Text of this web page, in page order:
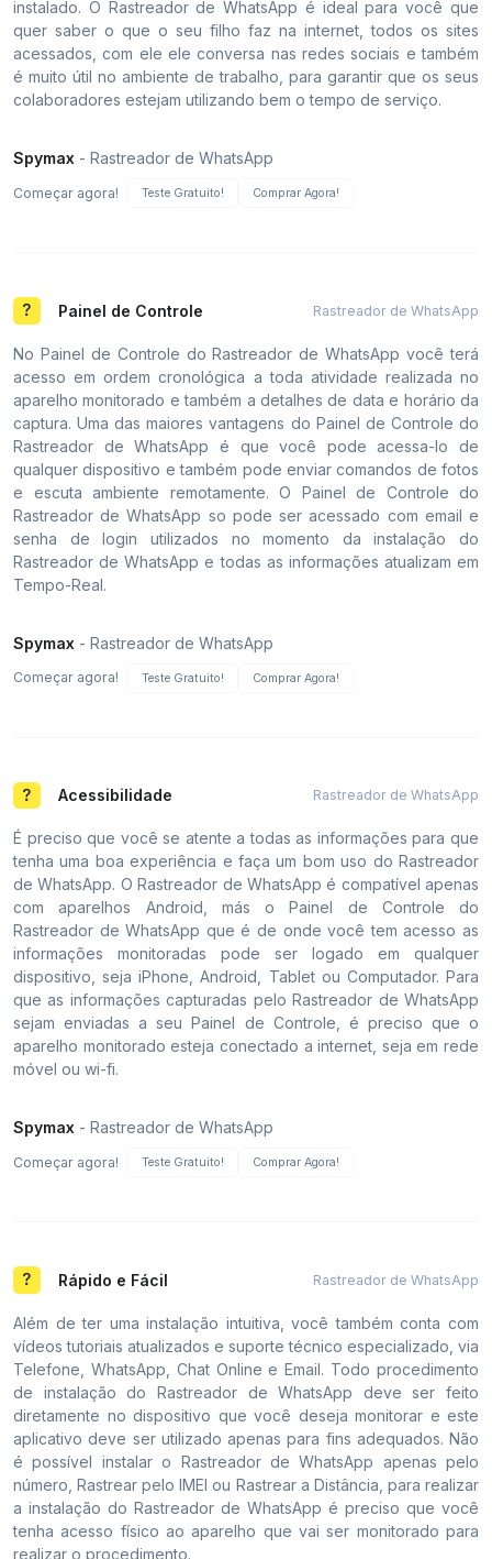
instalado. O Rastreador de WhatsApp é ideal para você que
quer saber o que o seu filho faz na internet, todos os sites
acessados, com ele ele conversa nas redes sociais e também
é muito útil no ambiente de trabalho, para garantir que os seus
colaboradores estejam utilizando bem o tempo de serviço.
Spymax - Rastreador de WhatsApp
Começar agora! Teste Gratuito! Comprar Agora!
Painel de Controle Rastreador de WhatsApp
No Painel de Controle do Rastreador de WhatsApp você terá
acesso em ordem cronológica a toda atividade realizada no
aparelho monitorado e também a detalhes de data e horário da
captura. Uma das maiores vantagens do Painel de Controle do
Rastreador de WhatsApp é que você pode acessa-lo de
qualquer dispositivo e também pode enviar comandos de fotos
e escuta ambiente remotamente. O Painel de Controle do
Rastreador de WhatsApp so pode ser acessado com email e
senha de login utilizados no momento da instalação do
Rastreador de WhatsApp e todas as informações atualizam em
Tempo-Real.
Spymax - Rastreador de WhatsApp
Começar agora! Teste Gratuito! Comprar Agora!
Acessibilidade Rastreador de WhatsApp
É preciso que você se atente a todas as informações para que
tenha uma boa experiência e faça um bom uso do Rastreador
de WhatsApp. O Rastreador de WhatsApp é compatível apenas
com aparelhos Android, más o Painel de Controle do
Rastreador de WhatsApp que é de onde você tem acesso as
informações monitoradas pode ser logado em qualquer
dispositivo, seja iPhone, Android, Tablet ou Computador. Para
que as informações capturadas pelo Rastreador de WhatsApp
sejam enviadas a seu Painel de Controle, é preciso que o
aparelho monitorado esteja conectado a internet, seja em rede
móvel ou wi-fi.
Spymax - Rastreador de WhatsApp
Começar agora! Teste Gratuito! Comprar Agora!
Rápido e Fácil Rastreador de WhatsApp
Além de ter uma instalação intuitiva, você também conta com
vídeos tutoriais atualizados e suporte técnico especializado, via
Telefone, WhatsApp, Chat Online e Email. Todo procedimento
de instalação do Rastreador de WhatsApp deve ser feito
diretamente no dispositivo que você deseja monitorar e este
aplicativo deve ser utilizado apenas para fins adequados. Não
é possível instalar o Rastreador de WhatsApp apenas pelo
número, Rastrear pelo IMEI ou Rastrear a Distância, para realizar
a instalação do Rastreador de WhatsApp é preciso que você
tenha acesso físico ao aparelho que vai ser monitorado para
realizar o procedimento.